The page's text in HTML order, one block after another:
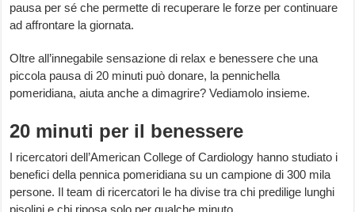
pausa per sé che permette di recuperare le forze per continuare
ad affrontare la giornata.
Oltre all’innegabile sensazione di relax e benessere che una
piccola pausa di 20 minuti può donare, la pennichella
pomeridiana, aiuta anche a dimagrire? Vediamolo insieme.
20 minuti per il benessere
I ricercatori dell’American College of Cardiology hanno studiato i
benefici della pennica pomeridiana su un campione di 300 mila
persone. Il team di ricercatori le ha divise tra chi predilige lunghi